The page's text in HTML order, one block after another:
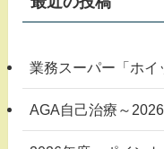
業務スーパー「ホイ
AGA自己治療～